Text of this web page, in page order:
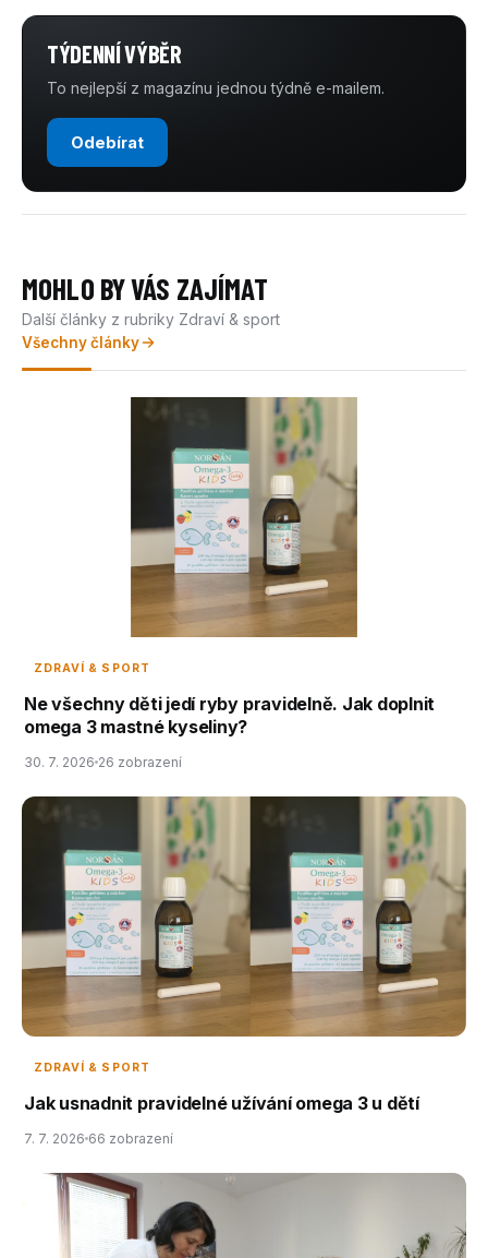
TÝDENNÍ VÝBĚR
To nejlepší z magazínu jednou týdně e-mailem.
Odebírat
MOHLO BY VÁS ZAJÍMAT
Další články z rubriky Zdraví & sport
Všechny články
ZDRAVÍ & SPORT
Ne všechny děti jedí ryby pravidelně. Jak doplnit
omega 3 mastné kyseliny?
30. 7. 2026 26 zobrazení
ZDRAVÍ & SPORT
Jak usnadnit pravidelné užívání omega 3 u dětí
7. 7. 2026 66 zobrazení